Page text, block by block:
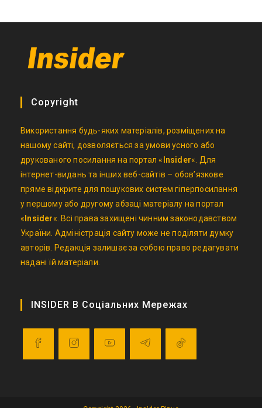
Copyright
Використання будь-яких матеріалів, розміщених на
нашому сайті, дозволяється за умови усного або
друкованого посилання на портал « Insider«. Для
інтернет-видань та інших веб-сайтів – обов’язкове
пряме відкрите для пошукових систем гіперпосилання
у першому або другому абзаці матеріалу на портал
« Insider«. Всі права захищені чинним законодавством
України. Адміністрація сайту може не поділяти думку
авторів. Редакція залишає за собою право редагувати
надані їй матеріали.
INSIDER В Соціальних Мережах